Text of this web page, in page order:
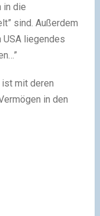
in die
sind. Außerdem
USA liegendes
mit deren
in den